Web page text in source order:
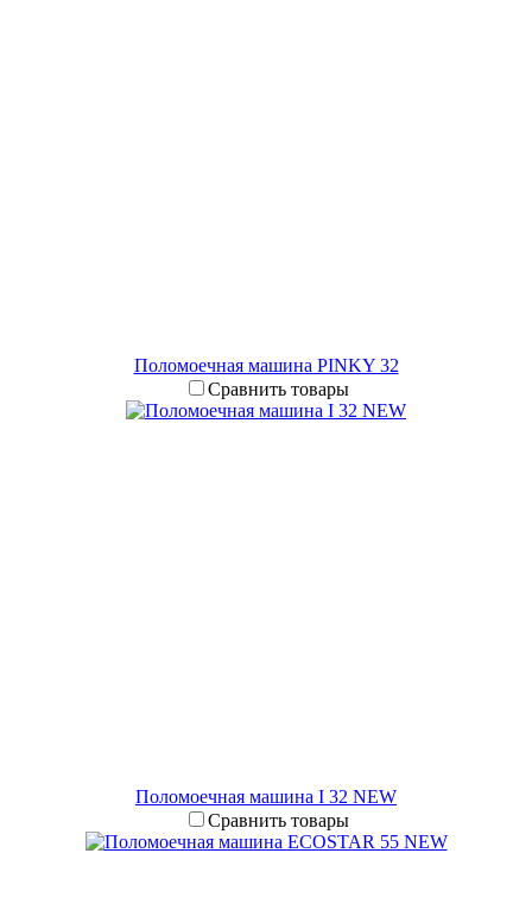
Поломоечная машина PINKY 32
Сравнить товары
Поломоечная машина I 32 NEW
Сравнить товары